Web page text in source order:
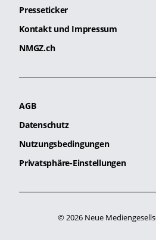
Presseticker
Kontakt und Impressum
NMGZ.ch
AGB
Datenschutz
Nutzungsbedingungen
Privatsphäre-Einstellungen
© 2026 Neue